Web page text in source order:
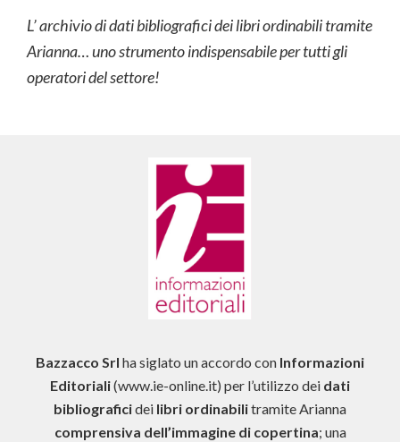
L’ archivio di dati bibliografici dei libri ordinabili tramite
Arianna…uno strumento indispensabile per tutti gli
operatori del settore!
Bazzacco Srl ha siglato un accordo con Informazioni
Editoriali(www.ie-online.it) per l’utilizzo dei dati
bibliograficidei libri ordinabilitramite Arianna
comprensiva dell’immagine di copertina; una